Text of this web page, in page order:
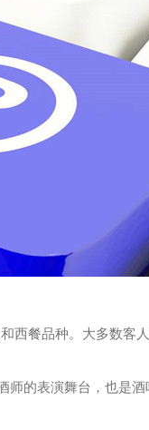
餐品种。大多数客
的表演舞台，也是